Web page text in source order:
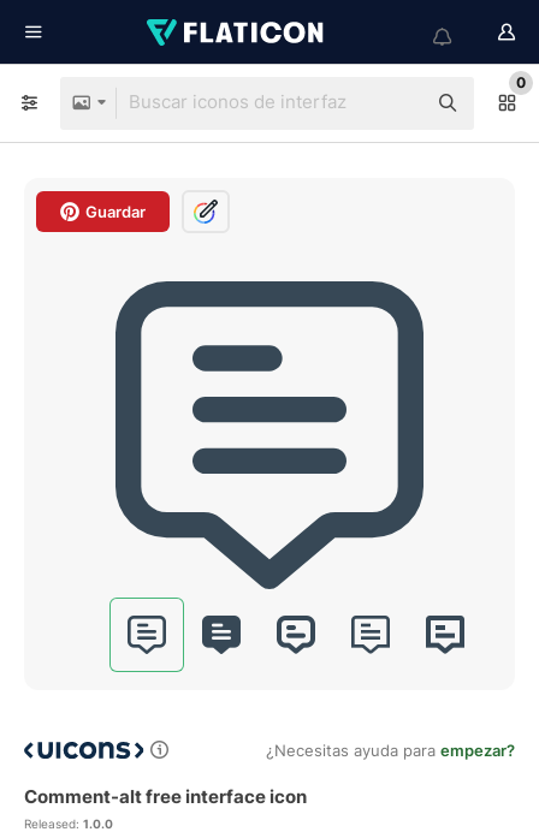
0
Guardar
¿Necesitas ayuda para empezar?
Comment-alt free interface icon
Released: 1.0.0